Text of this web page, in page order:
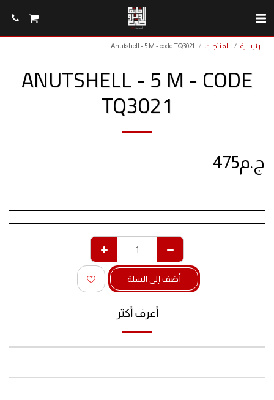
الرئيسية المنتجات Anutshell - 5 M - code TQ3021
ANUTSHELL - 5 M - CODE
TQ3021
ج.م475
أضف إلى السلة
أعرف أكثر